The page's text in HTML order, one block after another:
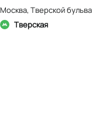
Москва, Тверской
Тверская